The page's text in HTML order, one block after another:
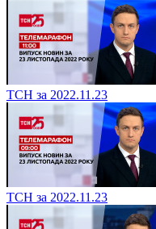
ТСН за 2022.11.23
ТСН за 2022.11.23